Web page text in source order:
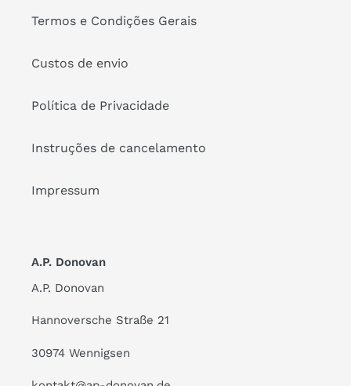
Termos e Condições Gerais
Custos de envio
Política de Privacidade
Instruções de cancelamento
Impressum
A.P. Donovan
A.P. Donovan
Hannoversche Straße 21
30974 Wennigsen